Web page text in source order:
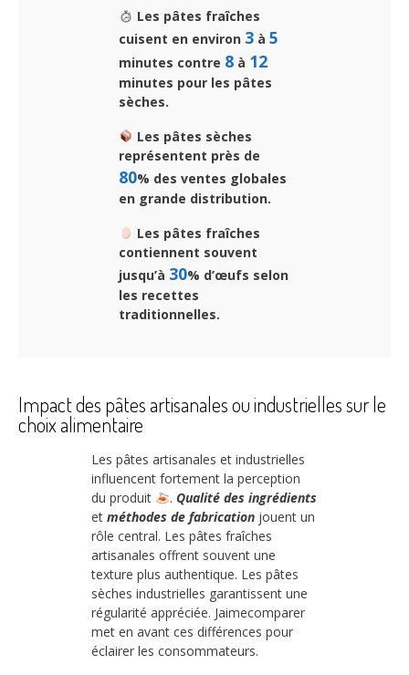
Les pâtes fraîches
cuisent en environ 3 à 5
minutes contre 8 à 12
minutes pour les pâtes
sèches.
Les pâtes sèches
représentent près de
80% des ventes globales
en grande distribution.
Les pâtes fraîches
contiennent souvent
jusqu’à 30% d’œufs selon
les recettes
traditionnelles.
Impact des pâtes artisanales ou industrielles sur le
choix alimentaire
Les pâtes artisanales et industrielles
influencent fortement la perception
du produit
. Qualité des ingrédients
et méthodes de fabrication jouent un
rôle central. Les pâtes fraîches
artisanales offrent souvent une
texture plus authentique. Les pâtes
sèches industrielles garantissent une
régularité appréciée. Jaimecomparer
met en avant ces différences pour
éclairer les consommateurs.